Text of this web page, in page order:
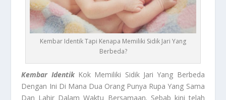
Kembar Identik Tapi Kenapa Memiliki Sidik Jari Yang
Berbeda?
Kembar IdentikKok Memiliki Sidik Jari Yang Berbeda
Dengan Ini Di Mana Dua Orang Punya Rupa Yang Sama
Dan Lahir Dalam Waktu Bersamaan. Sebab kini telah